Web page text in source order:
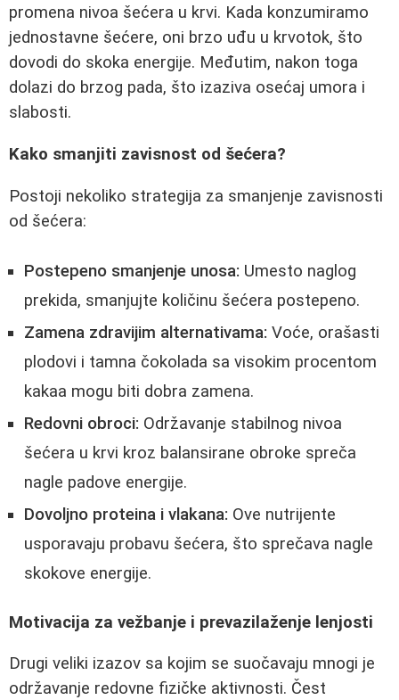
promena nivoa šećera u krvi. Kada konzumiramo
jednostavne šećere, oni brzo uđu u krvotok, što
dovodi do skoka energije. Međutim, nakon toga
dolazi do brzog pada, što izaziva osećaj umora i
slabosti.
Kako smanjiti zavisnost od šećera?
Postoji nekoliko strategija za smanjenje zavisnosti
od šećera:
Postepeno smanjenje unosa: Umesto naglog
prekida, smanjujte količinu šećera postepeno.
Zamena zdravijim alternativama: Voće, orašasti
plodovi i tamna čokolada sa visokim procentom
kakaa mogu biti dobra zamena.
Redovni obroci: Održavanje stabilnog nivoa
šećera u krvi kroz balansirane obroke spreča
nagle padove energije.
Dovoljno proteina i vlakana: Ove nutrijente
usporavaju probavu šećera, što sprečava nagle
skokove energije.
Motivacija za vežbanje i prevazilaženje lenjosti
Drugi veliki izazov sa kojim se suočavaju mnogi je
održavanje redovne fizičke aktivnosti. Čest